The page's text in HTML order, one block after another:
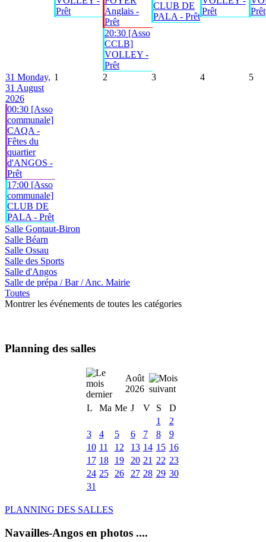
Prêt
Anglais -
Prêt
20:30 [Asso
CCLB]
VOLLEY -
Prêt
CLUB DE
PALA - Prêt
Prêt
Prêt
31 Monday,
31 August
2026
00:30 [Asso
communale]
CAQA -
Fêtes du
quartier
d'ANGOS -
Prêt
17:00 [Asso
communale]
CLUB DE
PALA - Prêt
1 2 3 4 5
Salle Gontaut-Biron
Salle Béarn
Salle Ossau
Salle des Sports
Salle d'Angos
Salle de prépa / Bar / Anc. Mairie
Toutes
Montrer les événements de toutes les catégories
Planning des salles
Août
2026
L
Ma Me J V S
D
1
2
3
4 5 6 7 8
9
10 11 12 13 14 15 16
17 18 19 20 21 22 23
24 25 26 27 28 29 30
31
PLANNING DES SALLES
Navailles-Angos en photos ....